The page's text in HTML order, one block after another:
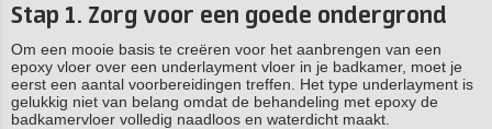
Stap 1. Zorg voor een goede ondergrond
Om een mooie basis te creëren voor het aanbrengen van een
epoxy vloer over een underlayment vloer in je badkamer, moet je
eerst een aantal voorbereidingen treffen. Het type underlayment is
gelukkig niet van belang omdat de behandeling met epoxy de
badkamervloer volledig naadloos en waterdicht maakt.